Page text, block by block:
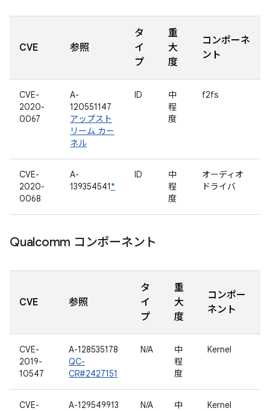
CVE 参照
タ
イ
プ
重
大
度
コンポーネ
ント
CVE-
2020-
0067
A-
120551147
アップスト
リーム カー
ネル
ID
中
程
度
f2fs
CVE-
2020-
0068
A-
139354541*
ID
中
程
度
オーディオ
ドライバ
Qualcomm コンポーネント
CVE 参照
タ
イ
プ
重
大
度
コンポー
ネント
CVE-
2019-
10547
A-128535178
QC-
CR#2427151
N/A
中
程
度
Kernel
CVE-
A-129549913
N/A
中
Kernel